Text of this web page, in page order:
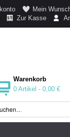
Mein
Zur Kasse
Warenkorb
0 Artikel - 0,00 €